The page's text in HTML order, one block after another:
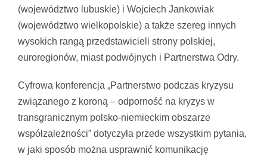
(województwo lubuskie) i Wojciech Jankowiak
(województwo wielkopolskie) a także szereg innych
wysokich rangą przedstawicieli strony polskiej,
euroregionów, miast podwójnych i Partnerstwa Odry.
Cyfrowa konferencja „Partnerstwo podczas kryzysu
związanego z koroną – odporność na kryzys w
transgranicznym polsko-niemieckim obszarze
współzależności” dotyczyła przede wszystkim pytania,
w jaki sposób można usprawnić komunikację